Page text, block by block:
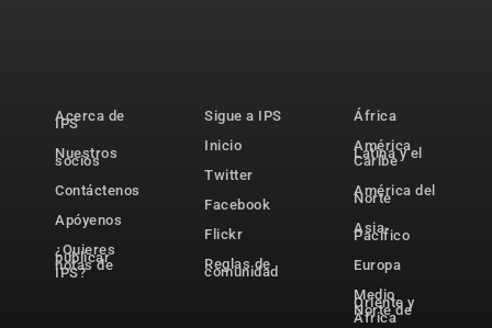
Acerca de
IPS
Nuestros
socios
Contáctenos
Apóyenos
¿Quieres
publicar
notas de
IPS?
Sigue a IPS
Inicio
Twitter
Facebook
Flickr
Reglas de
comunidad
África
América
Latina y el
Caribe
América del
Norte
Asia-
Pacífico
Europa
Medio
Oriente y
Norte de
África